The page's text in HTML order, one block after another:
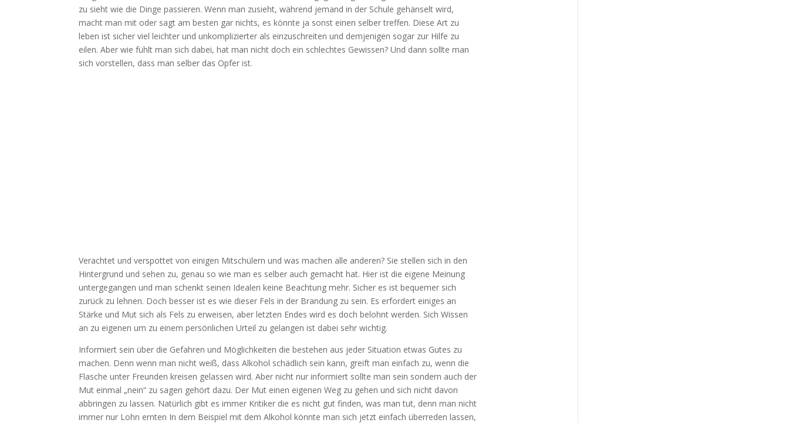
zu sieht wie die Dinge passieren. Wenn man zusieht, während jemand in der Schule gehänselt wird,
macht man mit oder sagt am besten gar nichts, es könnte ja sonst einen selber treffen. Diese Art zu
leben ist sicher viel leichter und unkomplizierter als einzuschreiten und demjenigen sogar zur Hilfe zu
eilen. Aber wie fühlt man sich dabei, hat man nicht doch ein schlechtes Gewissen? Und dann sollte man
sich vorstellen, dass man selber das Opfer ist.
Verachtet und verspottet von einigen Mitschülern und was machen alle anderen? Sie stellen sich in den
Hintergrund und sehen zu, genau so wie man es selber auch gemacht hat. Hier ist die eigene Meinung
untergegangen und man schenkt seinen Idealen keine Beachtung mehr. Sicher es ist bequemer sich
zurück zu lehnen. Doch besser ist es wie dieser Fels in der Brandung zu sein. Es erfordert einiges an
Stärke und Mut sich als Fels zu erweisen, aber letzten Endes wird es doch belohnt werden. Sich Wissen
an zu eigenen um zu einem persönlichen Urteil zu gelangen ist dabei sehr wichtig.
Informiert sein über die Gefahren und Möglichkeiten die bestehen aus jeder Situation etwas Gutes zu
machen. Denn wenn man nicht weiß, dass Alkohol schädlich sein kann, greift man einfach zu, wenn die
Flasche unter Freunden kreisen gelassen wird. Aber nicht nur informiert sollte man sein sondern auch der
Mut einmal „nein“ zu sagen gehört dazu. Der Mut einen eigenen Weg zu gehen und sich nicht davon
abbringen zu lassen. Natürlich gibt es immer Kritiker die es nicht gut finden, was man tut, denn man nicht
immer nur Lohn ernten In dem Beispiel mit dem Alkohol könnte man sich jetzt einfach überreden lassen,